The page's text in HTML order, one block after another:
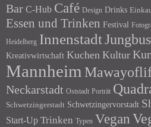
Bar C-Hub Café Design Drinks
Essen und Trinken Festival
Heidelberg Innenstadt
Kreativwirtschaft Kuchen Kultur
Mannheim
Neckarstadt Oststadt Porträt
Schwetzingerstadt Schwetzingervorstadt
Start-Up Trinken Typen Vegan